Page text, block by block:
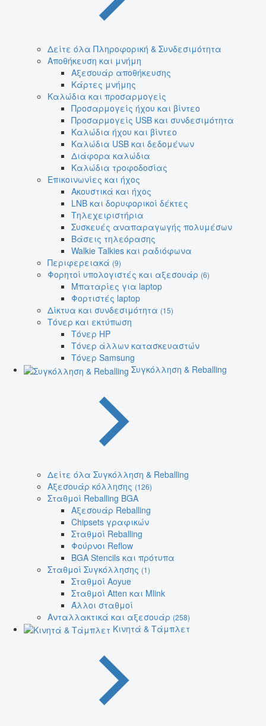
Δείτε όλα Πληροφορική & Συνδεσιμότητα
Αποθήκευση και μνήμη
Αξεσουάρ αποθήκευσης
Κάρτες μνήμης
Καλώδια και προσαρμογείς
Προσαρμογείς ήχου και βίντεο
Προσαρμογείς USB και συνδεσιμότητα
Καλώδια ήχου και βίντεο
Καλώδια USB και δεδομένων
Διάφορα καλώδια
Καλώδια τροφοδοσίας
Επικοινωνίες και ήχος
Ακουστικά και ήχος
LNB και δορυφορικοί δέκτες
Τηλεχειριστήρια
Συσκευές αναπαραγωγής πολυμέσων
Βάσεις τηλεόρασης
Walkie Talkies και ραδιόφωνα
Περιφερειακά (9)
Φορητοί υπολογιστές και αξεσουάρ (6)
Μπαταρίες για laptop
Φορτιστές laptop
Δίκτυα και συνδεσιμότητα (15)
Τόνερ και εκτύπωση
Τόνερ HP
Τόνερ άλλων κατασκευαστών
Τόνερ Samsung
Συγκόλληση & Reballing
Δείτε όλα Συγκόλληση & Reballing
Αξεσουάρ κόλλησης (126)
Σταθμοί Reballing BGA
Αξεσουάρ Reballing
Chipsets γραφικών
Σταθμοί Reballing
Φούρνοι Reflow
BGA Stencils και πρότυπα
Σταθμοί Συγκόλλησης (1)
Σταθμοί Aoyue
Σταθμοί Atten και Mlink
Άλλοι σταθμοί
Ανταλλακτικά και αξεσουάρ (258)
Κινητά & Τάμπλετ